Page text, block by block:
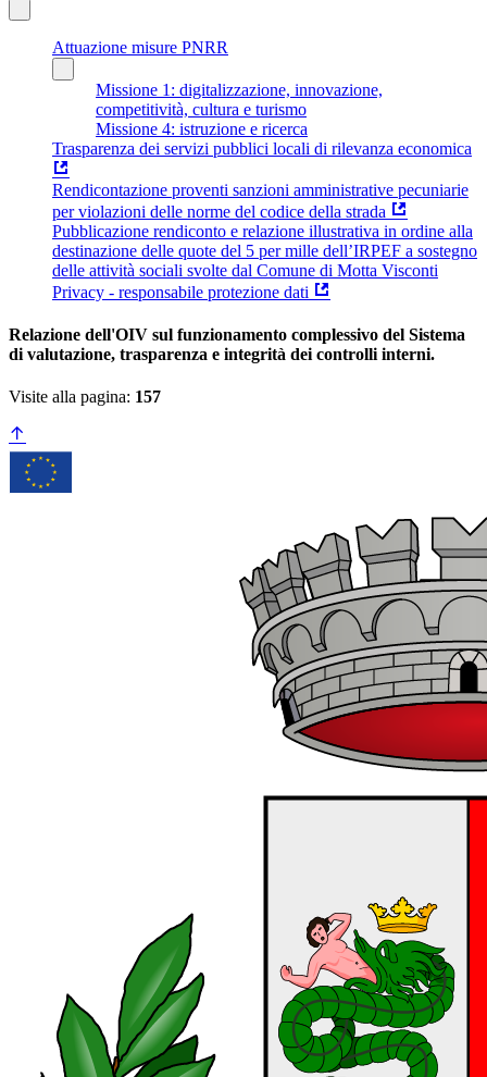
Attuazione misure PNRR
Missione 1: digitalizzazione, innovazione,
competitività, cultura e turismo
Missione 4: istruzione e ricerca
Trasparenza dei servizi pubblici locali di rilevanza economica
Rendicontazione proventi sanzioni amministrative pecuniarie
per violazioni delle norme del codice della strada
Pubblicazione rendiconto e relazione illustrativa in ordine alla
destinazione delle quote del 5 per mille dell’IRPEF a sostegno
delle attività sociali svolte dal Comune di Motta Visconti
Privacy - responsabile protezione dati
Relazione dell'OIV sul funzionamento complessivo del Sistema
di valutazione, trasparenza e integrità dei controlli interni.
Visite alla pagina: 157